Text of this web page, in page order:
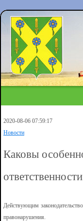
2020-08-06 07:59:17
Новости
Каковы
Действующим
правонарушения.